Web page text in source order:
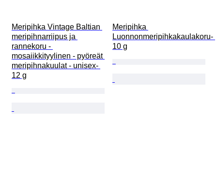
Meripihka Vintage Baltian
meripihnarriipus ja
rannekoru -
mosaiikkityylinen - pyöreät
meripihnakuulat - unisex-
12 g
Meripihka
Luonnonmeripihkakaulakoru-
10 g